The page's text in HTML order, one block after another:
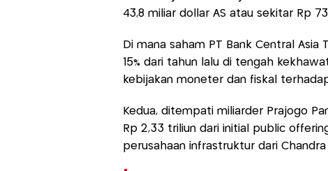
43,8 miliar dollar AS atau sekitar Rp
Di mana saham PT Bank Central
15% dari tahun lalu di tengah
kebijakan moneter dan fiskal
Kedua, ditempati miliarder Prajogo
Rp 2,33 triliun dari initial public
perusahaan infrastruktur dari